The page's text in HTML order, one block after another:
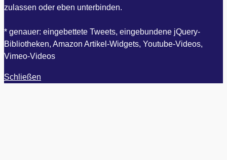
zulassen oder eben unterbinden.
* genauer: eingebettete Tweets, eingebundene jQuery-
Bibliotheken, Amazon Artikel-Widgets, Youtube-Videos,
Vimeo-Videos
Schließen